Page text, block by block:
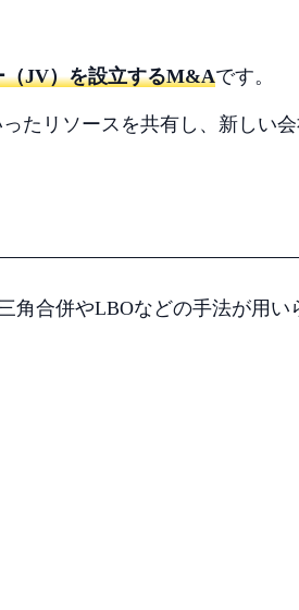
（JV）を設立するM&Aです。
たリソースを共有し、新しい
角合併やLBOなどの手法が用い